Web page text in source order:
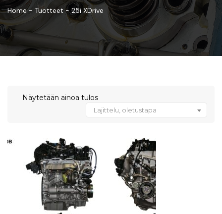
Home- Tuotteet -25i XDrive
Näytetään ainoa tulos
Lajittelu, oletustapa